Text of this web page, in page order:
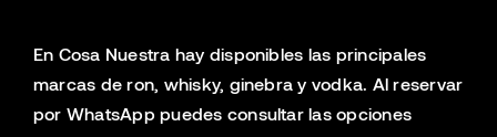
En Cosa Nuestra hay disponibles las principales
marcas de ron, whisky, ginebra y vodka. Al reservar
por WhatsApp puedes consultar las opciones